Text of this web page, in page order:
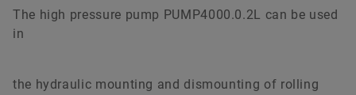
The high pressure pump PUMP4000.0.2L can be used
in
the hydraulic mounting and dismounting of rolling